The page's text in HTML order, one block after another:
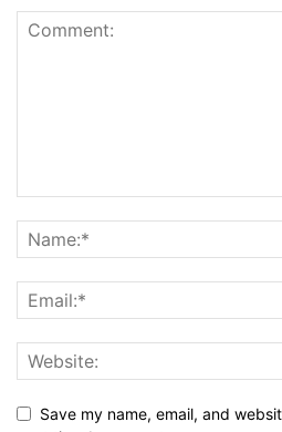
Save my name, email, and